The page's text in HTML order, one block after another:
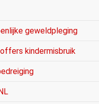
geweldpleging
kindermisbruik